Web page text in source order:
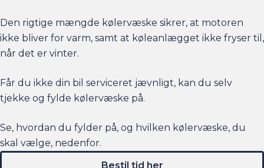
Den rigtige mængde kølervæske sikrer, at motoren
ikke bliver for varm, samt at køleanlægget ikke fryser til,
når det er vinter.
Får du ikke din bil serviceret jævnligt, kan du selv
tjekke og fylde kølervæske på.
Se, hvordan du fylder på, og hvilken kølervæske, du
skal vælge, nedenfor.
Bestil tid her